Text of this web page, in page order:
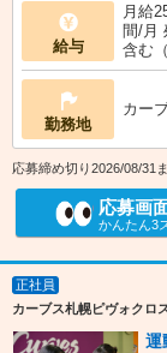
給与
月給
間/月
含む
勤務地
カー
応募締め切り2026/08/31
応募画
かんたん3
正社員
カーブス札幌ピヴォクロ
運